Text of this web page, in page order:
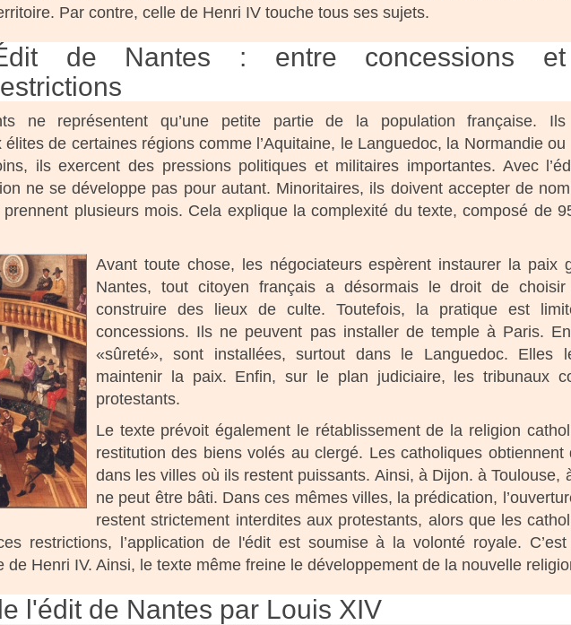
Par contre, celle de Henri IV touche tous ses sujets.
de Nantes : entre concessions et
ne représentent qu’une petite partie de la population française. Ils
de certaines régions comme l’Aquitaine, le Languedoc, la Normandie ou
ils exercent des pressions politiques et militaires importantes. Avec
ne se développe pas pour autant. Minoritaires, ils doivent accepter de
plusieurs mois. Cela explique la complexité du texte, composé de
Avant toute chose, les négociateurs espèrent instaurer la paix
Nantes, tout citoyen français a désormais le droit de
construire des lieux de culte. Toutefois, la pratique est
concessions. Ils ne peuvent pas installer de temple à Paris.
«sûreté», sont installées, surtout dans le Languedoc. Elles
maintenir la paix. Enfin, sur le plan judiciaire, les tribunaux
protestants.
Le texte prévoit également le rétablissement de la religion
restitution des biens volés au clergé. Les catholiques
dans les villes où ils restent puissants. Ainsi, à Dijon. à
ne peut être bâti. Dans ces mêmes villes, la prédication,
restent strictement interdites aux protestants, alors que les
restrictions, l’application de l'édit est soumise à la volonté royale.
de Henri IV. Ainsi, le texte même freine le développement de la nouvelle
l'édit de Nantes par Louis XIV